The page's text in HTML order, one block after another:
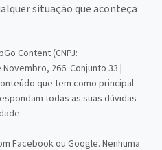
situação que aconteça
Content (CNPJ:
Novembro, 266. Conjunto 33 |
que tem como principal
todas as suas dúvidas
Facebook ou Google. Nenhuma